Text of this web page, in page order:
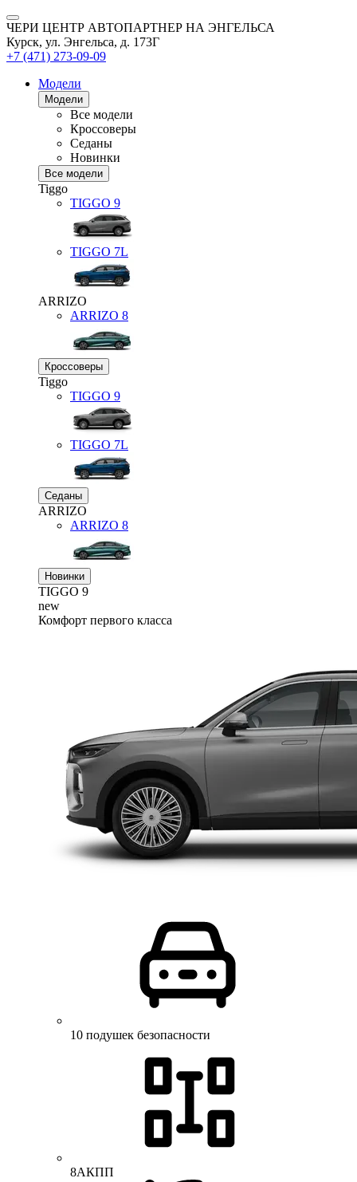
ЧЕРИ ЦЕНТР АВТОПАРТНЕР НА ЭНГЕЛЬСА
Курск, ул. Энгельса, д. 173Г
+7 (471) 273-09-09
Модели
Модели
Все модели
Кроссоверы
Седаны
Новинки
Все модели
Tiggo
TIGGO 9
TIGGO 7L
ARRIZO
ARRIZO 8
Кроссоверы
Tiggo
TIGGO 9
TIGGO 7L
Седаны
ARRIZO
ARRIZO 8
Новинки
TIGGO 9
new
Комфорт первого класса
10 подушек безопасности
8АКПП